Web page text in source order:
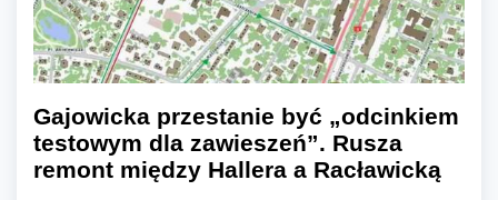
Gajowicka przestanie być „odcinkiem
testowym dla zawieszeń”. Rusza
remont między Hallera a Racławicką